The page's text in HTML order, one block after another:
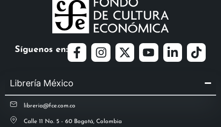
Síguenos en:
Librería México
libreria@fce.com.co
Calle 11 No. 5 - 60 Bogotá, Colombia